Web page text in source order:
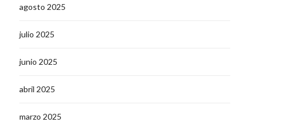
agosto 2025
julio 2025
junio 2025
abril 2025
marzo 2025